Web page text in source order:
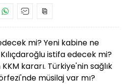
mi? Yeni kabine ne
istifa edecek mi?
kararı. Türkiye'nin sağlık
müsilaj var mı?